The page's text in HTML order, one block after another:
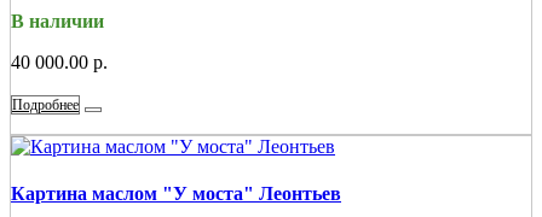
В наличии
40 000.00 р.
Подробнее
Картина маслом "У моста" Леонтьев